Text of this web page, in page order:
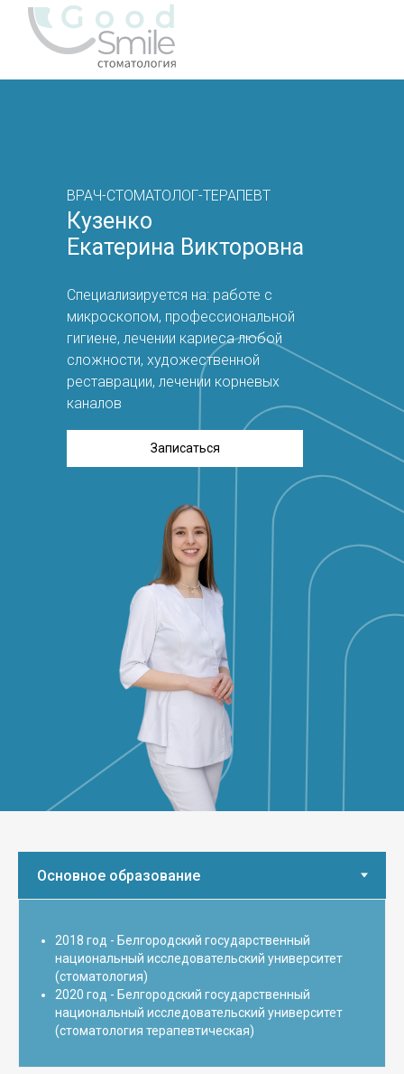
Кузенко
Екатерина Викторовна
Специализируется на: работе с
микроскопом, профессиональной
гигиене, лечении кариеса любой
сложности, художественной
реставрации, лечении корневых
каналов
Записаться
ВРАЧ-СТОМАТОЛОГ-ТЕРАПЕВТ
2018 год - Белгородский государственный
национальный исследовательский университет
(стоматология)
2020 год - Белгородский государственный
национальный исследовательский университет
(стоматология терапевтическая)